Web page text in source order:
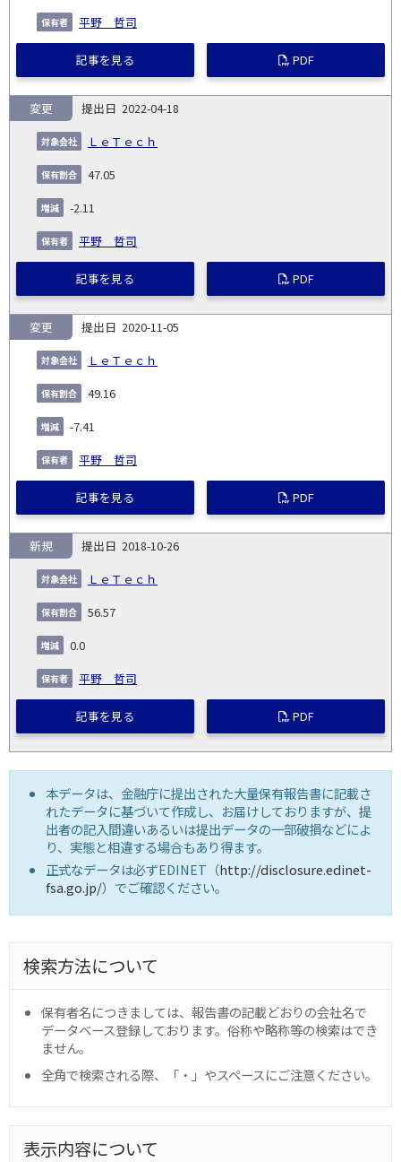
平野 哲司
記事を見る PDF
2022-04-18
ＬｅＴｅｃｈ
変更
47.05
-2.11
平野 哲司
記事を見る PDF
2020-11-05
ＬｅＴｅｃｈ
変更
49.16
-7.41
平野 哲司
記事を見る PDF
2018-10-26
ＬｅＴｅｃｈ
新規
56.57
0.0
平野 哲司
記事を見る PDF
本データは、金融庁に提出された大量保有報告書に記載さ
れたデータに基づいて作成し、お届けしておりますが、提
出者の記入間違いあるいは提出データの一部破損などによ
り、実態と相違する場合もあり得ます。
正式なデータは必ずEDINET（http://disclosure.edinet-
fsa.go.jp/）でご確認ください。
検索方法について
保有者名につきましては、報告書の記載どおりの会社名で
データベース登録しております。俗称や略称等の検索はでき
ません。
全角で検索される際、「・」やスペースにご注意ください。
表示内容について